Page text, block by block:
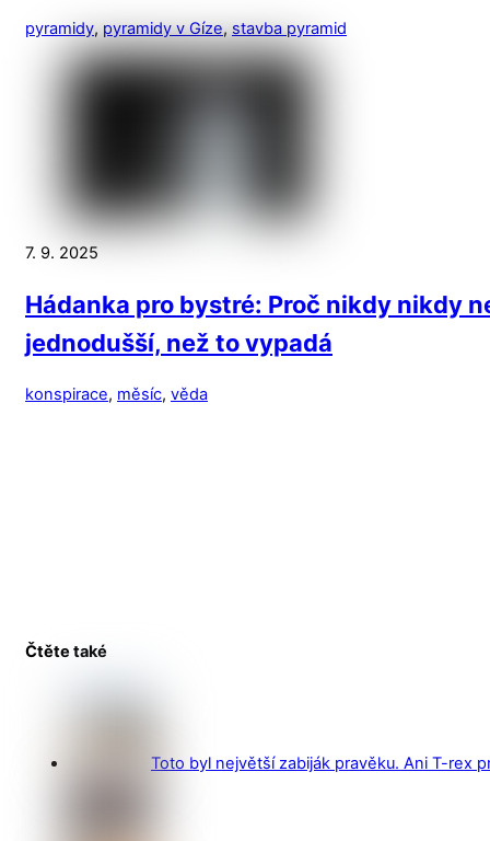
pyramidy, pyramidy v Gíze,stavba pyramid
7. 9. 2025
Hádanka pro bystré: Proč nikdy nikdy
jednodušší, než to vypadá
konspirace, měsíc, věda
Čtěte také
Toto byl největší zabiják pravěku. Ani T-rex